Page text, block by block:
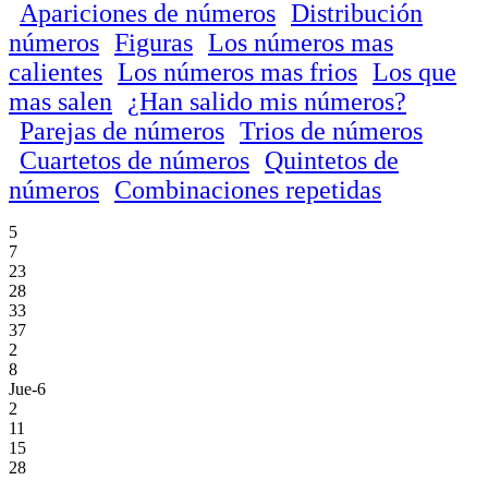
Apariciones de números Distribución
números Figuras Los números mas
calientes Los números mas frios Los que
mas salen
¿Han salido mis números?
Parejas de números Trios de números
Cuartetos de números Quintetos de
números Combinaciones repetidas
5
7
23
28
33
37
2
8
Jue-6
2
11
15
28